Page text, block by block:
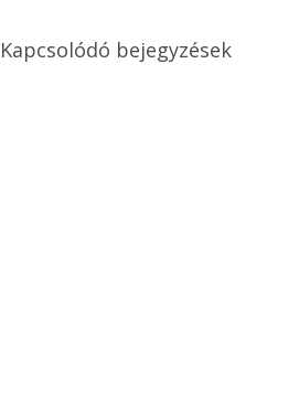
Kapcsolódó bejegyzések